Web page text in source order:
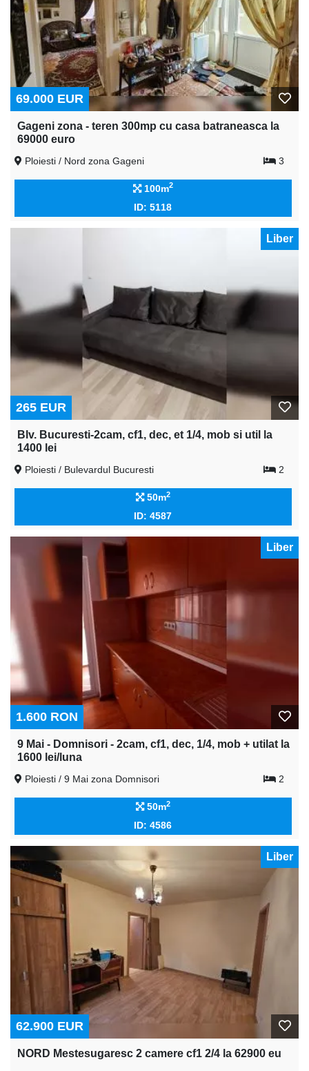
69.000 EUR
Gageni zona - teren 300mp cu casa batraneasca la
69000 euro
Ploiesti / Nord zona Gageni 3
100m2
ID: 5118
Liber
265 EUR
Blv. Bucuresti-2cam, cf1, dec, et 1/4, mob si util la
1400 lei
Ploiesti / Bulevardul Bucuresti 2
50m2
ID: 4587
Liber
1.600 RON
9 Mai - Domnisori - 2cam, cf1, dec, 1/4, mob + utilat la
1600 lei/luna
Ploiesti / 9 Mai zona Domnisori 2
50m2
ID: 4586
Liber
62.900 EUR
NORD Mestesugaresc 2 camere cf1 2/4 la 62900 eu